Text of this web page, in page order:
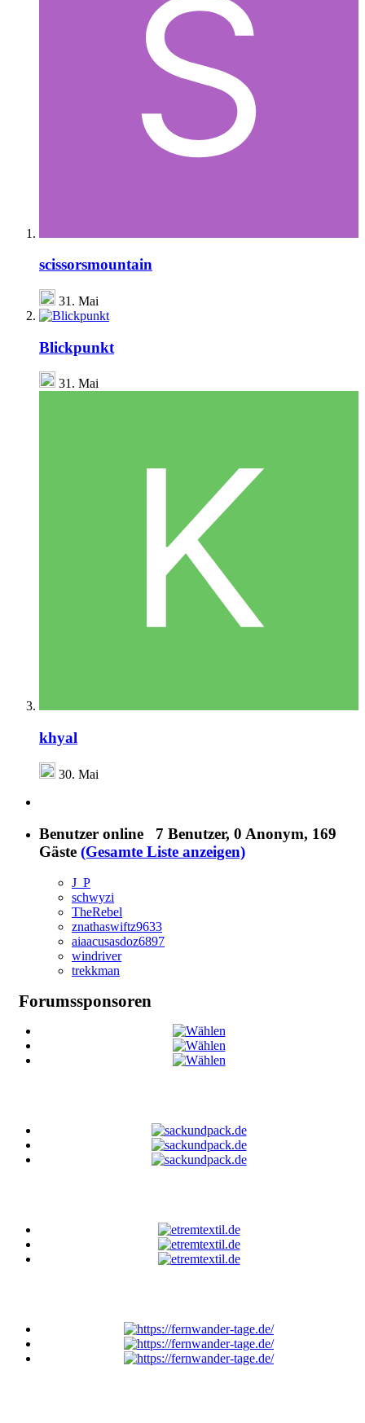
scissorsmountain
31. Mai
Blickpunkt
31. Mai
khyal
30. Mai
Benutzer online 7 Benutzer, 0 Anonym, 169
Gäste (Gesamte Liste anzeigen)
J_P
schwyzi
TheRebel
znathaswiftz9633
aiaacusasdoz6897
windriver
trekkman
Forumssponsoren